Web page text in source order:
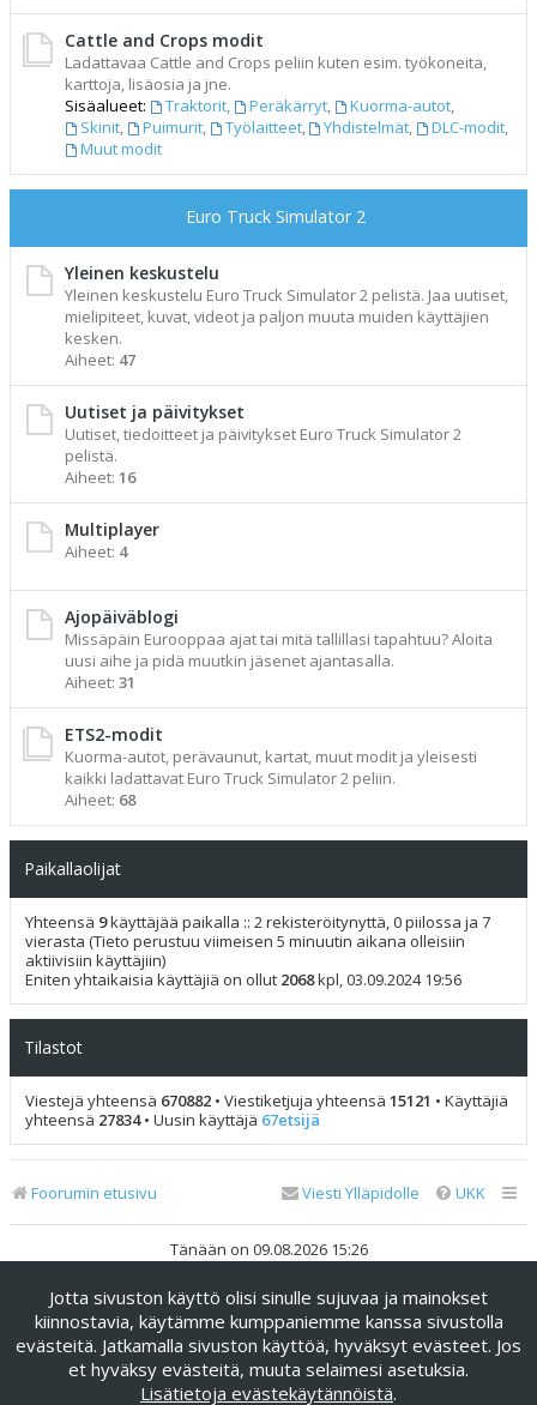
Cattle and Crops modit
Ladattavaa Cattle and Crops peliin kuten esim. työkoneita,
karttoja, lisäosia ja jne.
Sisäalueet:
Traktorit, Peräkärryt, Kuorma-autot,
Skinit, Puimurit, Työlaitteet, Yhdistelmät, DLC-modit,
Muut modit
Euro Truck Simulator 2
Yleinen keskustelu
Yleinen keskustelu Euro Truck Simulator 2 pelistä. Jaa uutiset,
mielipiteet, kuvat, videot ja paljon muuta muiden käyttäjien
kesken.
Aiheet: 47
Uutiset ja päivitykset
Uutiset, tiedoitteet ja päivitykset Euro Truck Simulator 2
pelistä.
Aiheet: 16
Multiplayer
Aiheet: 4
Ajopäiväblogi
Missäpäin Eurooppaa ajat tai mitä tallillasi tapahtuu? Aloita
uusi aihe ja pidä muutkin jäsenet ajantasalla.
Aiheet: 31
ETS2-modit
Kuorma-autot, perävaunut, kartat, muut modit ja yleisesti
kaikki ladattavat Euro Truck Simulator 2 peliin.
Aiheet: 68
Paikallaolijat
Yhteensä 9käyttäjää paikalla :: 2 rekisteröitynyttä, 0 piilossa ja 7
vierasta (Tieto perustuu viimeisen 5 minuutin aikana olleisiin
aktiivisiin käyttäjiin)
Eniten yhtaikaisia käyttäjiä on ollut 2068kpl, 03.09.2024 19:56
Tilastot
Viestejä yhteensä 670882 • Viestiketjuja yhteensä 15121 • Käyttäjiä
yhteensä 27834• Uusin käyttäjä 67etsijä
Foorumin etusivu UKK
Viesti Ylläpidolle
Tänään on 09.08.2026 15:26
Keskustelufoorumin ohjelmistophpBB® Forum Software ©
phpBB Limited
Käännös: phpBB Suomi (lurttinen, harritapio, Pettis)
phpBB Metro Theme byPixelGoose Studio
Jotta sivuston käyttö olisi sinulle sujuvaa ja mainokset
kiinnostavia, käytämme kumppaniemme kanssa sivustolla
evästeitä. Jatkamalla sivuston käyttöä, hyväksyt evästeet. Jos
et hyväksy evästeitä, muuta selaimesi asetuksia.
Lisätietoja evästekäytännöistä.